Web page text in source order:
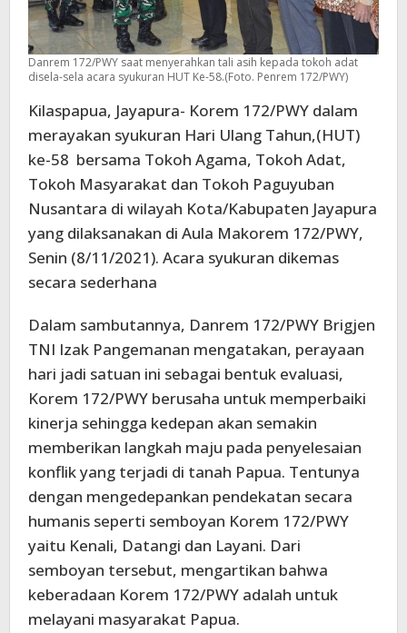
Danrem 172/PWY saat menyerahkan tali asih kepada tokoh adat
disela-sela acara syukuran HUT Ke-58.(Foto. Penrem 172/PWY)
Kilaspapua, Jayapura- Korem 172/PWY dalam
merayakan syukuran Hari Ulang Tahun,(HUT)
ke-58 bersama Tokoh Agama, Tokoh Adat,
Tokoh Masyarakat dan Tokoh Paguyuban
Nusantara di wilayah Kota/Kabupaten Jayapura
yang dilaksanakan di Aula Makorem 172/PWY,
Senin (8/11/2021). Acara syukuran dikemas
secara sederhana
Dalam sambutannya, Danrem 172/PWY Brigjen
TNI Izak Pangemanan mengatakan, perayaan
hari jadi satuan ini sebagai bentuk evaluasi,
Korem 172/PWY berusaha untuk memperbaiki
kinerja sehingga kedepan akan semakin
memberikan langkah maju pada penyelesaian
konflik yang terjadi di tanah Papua. Tentunya
dengan mengedepankan pendekatan secara
humanis seperti semboyan Korem 172/PWY
yaitu Kenali, Datangi dan Layani. Dari
semboyan tersebut, mengartikan bahwa
keberadaan Korem 172/PWY adalah untuk
melayani masyarakat Papua.